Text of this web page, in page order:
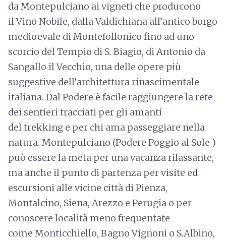
da Montepulciano ai vigneti che producono
il Vino Nobile, dalla Valdichiana all’antico borgo
medioevale di Montefollonico fino ad uno
scorcio del Tempio di S. Biagio, di Antonio da
Sangallo il Vecchio, una delle opere più
suggestive dell’architettura rinascimentale
italiana. Dal Podere è facile raggiungere la rete
dei sentieri tracciati per gli amanti
del trekking e per chi ama passeggiare nella
natura. Montepulciano (Podere Poggio al Sole )
può essere la meta per una vacanza rilassante,
ma anche il punto di partenza per visite ed
escursioni alle vicine città di Pienza,
Montalcino, Siena, Arezzo e Perugia o per
conoscere località meno frequentate
come Monticchiello, Bagno Vignoni o S.Albino,